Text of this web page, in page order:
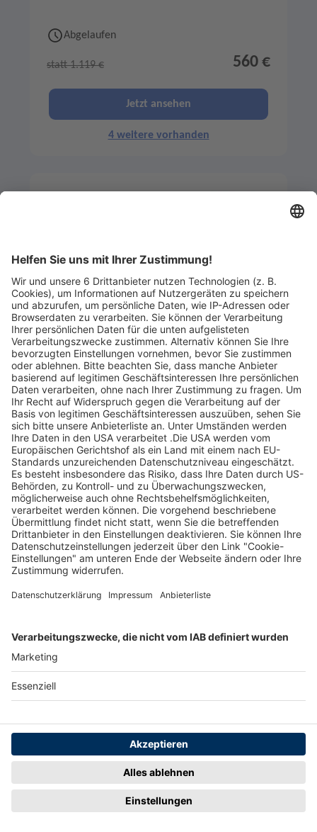
Abgelaufen
statt 1.119 € 560 €
Jetzt ansehen
4 weitere vorhanden
Artikel-ID: 3821 0
Miele Einbau-Geschirrspüler,
G7197ScViXXLED
Küchen- und Badmöbelstudio Helde
Abgelaufen
statt 1.499 € 750 €
Jetzt ansehen
4 weitere vorhanden
Merken
2
Bosch Induktionskochstelle 80cm,